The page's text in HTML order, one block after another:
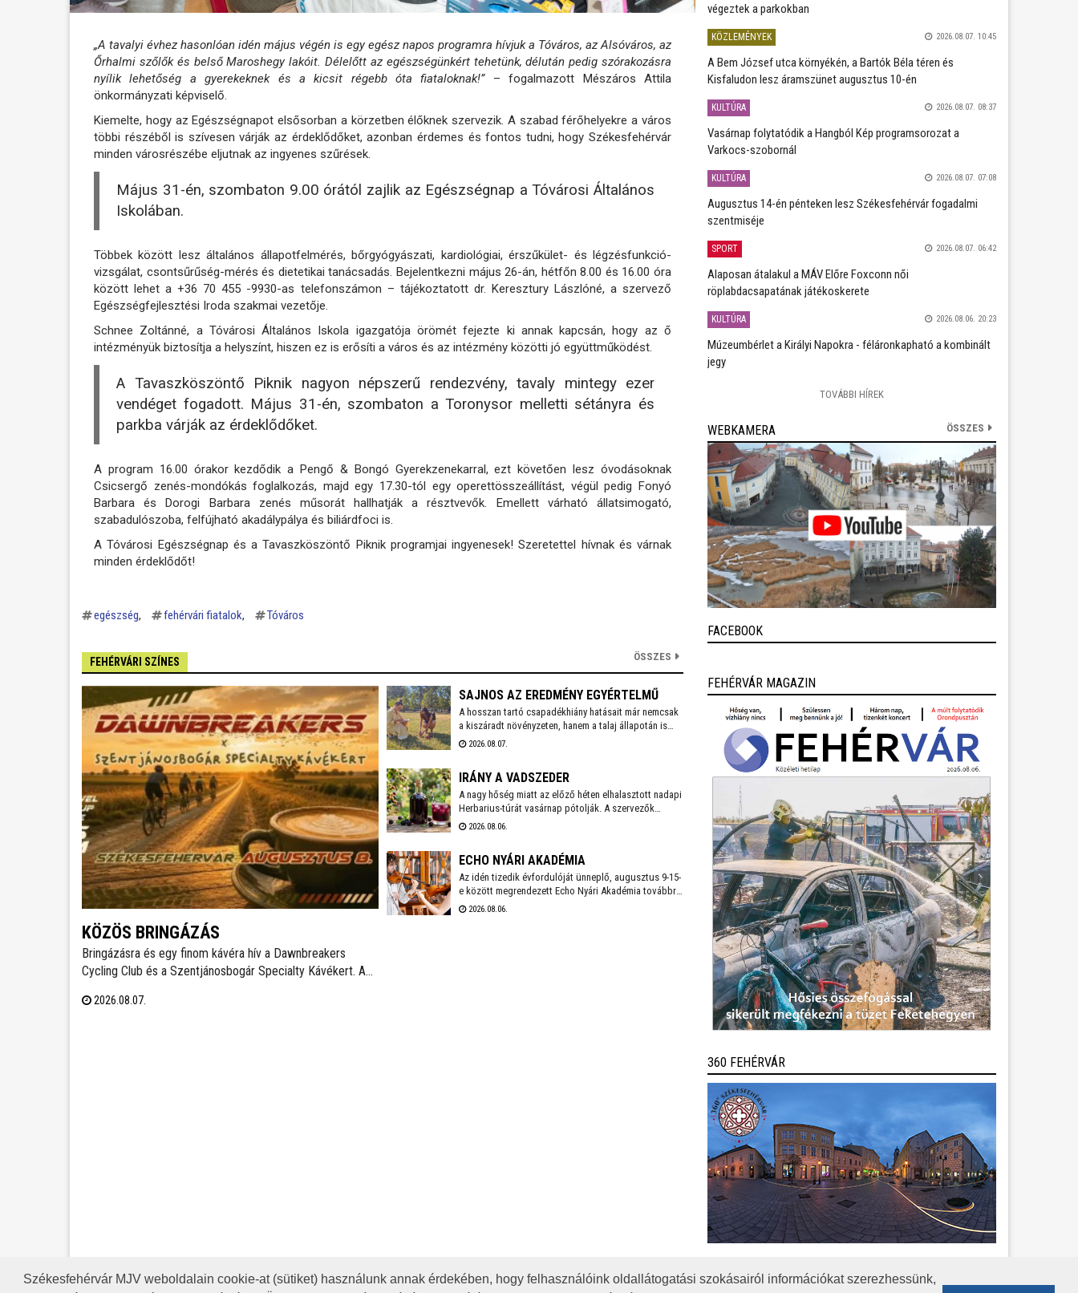
Székesfehérvár MJV weboldalain cookie-at (sütiket) használunk annak érdekében, hogy felhasználóink oldallátogatási szokásairól információkat szerezhessünk,
„A tavalyi évhez hasonlóan idén május végén is egy egész napos programra hívjuk a Tóváros, az Alsóváros, az
Őrhalmi szőlők és belső Maroshegy lakóit. Délelőtt az egészségünkért tehetünk, délután pedig szórakozásra
nyílik lehetőség a gyerekeknek és a kicsit régebb óta fiataloknak!”– fogalmazott Mészáros Attila
önkormányzati képviselő.
Kiemelte, hogy az Egészségnapot elsősorban a körzetben élőknek szervezik. A szabad férőhelyekre a város
többi részéből is szívesen várják az érdeklődőket, azonban érdemes és fontos tudni, hogy Székesfehérvár
minden városrészébe eljutnak az ingyenes szűrések.
Május 31-én, szombaton 9.00 órától zajlik az Egészségnap a Tóvárosi Általános
Iskolában.
Többek között lesz általános állapotfelmérés, bőrgyógyászati, kardiológiai, érszűkület- és légzésfunkció-
vizsgálat, csontsűrűség-mérés és dietetikai tanácsadás. Bejelentkezni május 26-án, hétfőn 8.00 és 16.00 óra
között lehet a +36 70 455 -9930-as telefonszámon – tájékoztatott dr. Keresztury Lászlóné, a szervező
Egészségfejlesztési Iroda szakmai vezetője.
Schnee Zoltánné, a Tóvárosi Általános Iskola igazgatója örömét fejezte ki annak kapcsán, hogy az ő
intézményük biztosítja a helyszínt, hiszen ez is erősíti a város és az intézmény közötti jó együttműködést.
A Tavaszköszöntő Piknik nagyon népszerű rendezvény, tavaly mintegy ezer
vendéget fogadott. Május 31-én, szombaton a Toronysor melletti sétányra és
parkba várják az érdeklődőket.
A program 16.00 órakor kezdődik a Pengő & Bongó Gyerekzenekarral, ezt követően lesz óvodásoknak
Csicsergő zenés-mondókás foglalkozás, majd egy 17.30-tól egy operettösszeállítást, végül pedig Fonyó
Barbara és Dorogi Barbara zenés műsorát hallhatják a résztvevők. Emellett várható állatsimogató,
szabadulószoba, felfújható akadálypálya és biliárdfoci is.
A Tóvárosi Egészségnap és a Tavaszköszöntő Piknik programjai ingyenesek! Szeretettel hívnak és várnak
minden érdeklődőt!
egészség fehérvári fiatalok Tóváros
FEHÉRVÁRI SZÍNES ÖSSZES
KÖZÖS BRINGÁZÁS
Bringázásra és egy finom kávéra hív a Dawnbreakers
Cycling Club és a Szentjánosbogár Specialty Kávékert. A
órakor indul a Liszt Ferenc utcai vendéglátóhelytől, az
2026.08.07.
SAJNOS AZ EREDMÉNY EGYÉRTELMŰ
A hosszan tartó csapadékhiány hatásait már nemcsak
a kiszáradt növényzeten, hanem a talaj állapotán is
egyértelműen mérni lehet. A Városgondnokság
zöldterületének talaját, hogy pontos képet kapjanak a
jelenlegi helyzetről.
2026.08.07.
IRÁNY A VADSZEDER
A nagy hőség miatt az előző héten elhalasztott nadapi
Herbarius-túrát vasárnap pótolják. A szervezők
augusztus 9-én várnak mindenkit, aki szívesen
Lencsés Rita gyógynövényszakértő vezetésével. A
túra Nadapról indul, a részvételhez ezúttal is előzetes
bejelentkezést kérnek a szokásos elérhetőségeken.
2026.08.06.
ECHO NYÁRI AKADÉMIA
Az idén tizedik évfordulóját ünneplő, augusztus 9-15-
e között megrendezett Echo Nyári Akadémia továbbra
is sokkal többet kínál, mint egy hagyományos zenei
2026.08.06.
végeztek a parkokban
KÖZLEMÉNYEK 2026.08.07. 10:45
A Bem József utca környékén, a Bartók Béla téren és
Kisfaludon lesz áramszünet augusztus 10-én
KULTÚRA 2026.08.07. 08:37
Vasárnap folytatódik a Hangból Kép programsorozat a
Varkocs-szobornál
KULTÚRA 2026.08.07. 07:08
Augusztus 14-én pénteken lesz Székesfehérvár fogadalmi
szentmiséje
SPORT 2026.08.07. 06:42
Alaposan átalakul a MÁV Előre Foxconn női
röplabdacsapatának játékoskerete
KULTÚRA 2026.08.06. 20:23
Múzeumbérlet a Királyi Napokra - féláronkapható a kombinált
jegy
TOVÁBBI HÍREK
WEBKAMERA ÖSSZES
FACEBOOK
FEHÉRVÁR MAGAZIN
360 FEHÉRVÁR
RSS A HONLAP 2017.03.31-I ÁLLAPOTA JOGI NYILATKOZAT IMPRESSZUM MÉDIAAJÁNLAT KÖZÉRDEKŰ ADATOK ADATVÉDELEM